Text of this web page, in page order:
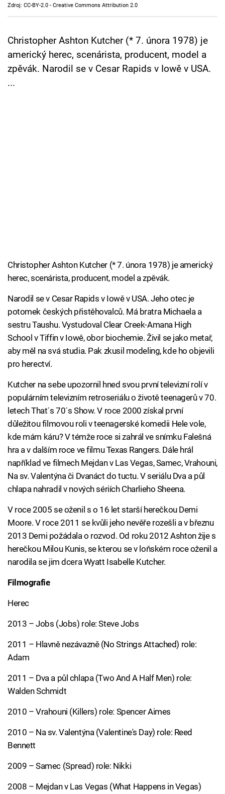
Cool Esport
Pořady
TV Program
Zdroj: CC-BY-2.0 - Creative Commons Attribution 2.0
Christopher Ashton Kutcher (* 7. února 1978) je
americký herec, scenárista, producent, model a
zpěvák. Narodil se v Cesar Rapids v Iowě v USA.
...
Christopher Ashton Kutcher (* 7. února 1978) je americký
herec, scenárista, producent, model a zpěvák.
Narodil se v Cesar Rapids v Iowě v USA. Jeho otec je
potomek českých přistěhovalců. Má bratra Michaela a
sestru Taushu. Vystudoval Clear Creek-Amana High
School v Tiffin v Iowě, obor biochemie. Živil se jako metař,
aby měl na svá studia. Pak zkusil modeling, kde ho objevili
pro herectví.
Kutcher na sebe upozornil hned svou první televizní rolí v
populárním televizním retroseriálu o životě teenagerů v 70.
letech That´s 70´s Show. V roce 2000 získal první
důležitou filmovou roli v teenagerské komedii Hele vole,
kde mám káru? V témže roce si zahrál ve snímku Falešná
hra a v dalším roce ve filmu Texas Rangers. Dále hrál
například ve filmech Mejdan v Las Vegas, Samec, Vrahouni,
Na sv. Valentýna či Dvanáct do tuctu. V seriálu Dva a půl
chlapa nahradil v nových sériích Charlieho Sheena.
V roce 2005 se oženil s o 16 let starší herečkou Demi
Moore. V roce 2011 se kvůli jeho nevěře rozešli a v březnu
2013 Demi požádala o rozvod. Od roku 2012 Ashton žije s
herečkou Milou Kunis, se kterou se v loňském roce oženil a
narodila se jim dcera Wyatt Isabelle Kutcher.
Filmografie
Herec
2013 – Jobs (Jobs) role: Steve Jobs
2011 – Hlavně nezávazně (No Strings Attached) role:
Adam
2011 – Dva a půl chlapa (Two And A Half Men) role:
Walden Schmidt
2010 – Vrahouni (Killers) role: Spencer Aimes
2010 – Na sv. Valentýna (Valentine's Day) role: Reed
Bennett
2009 – Samec (Spread) role: Nikki
2008 – Mejdan v Las Vegas (What Happens in Vegas)